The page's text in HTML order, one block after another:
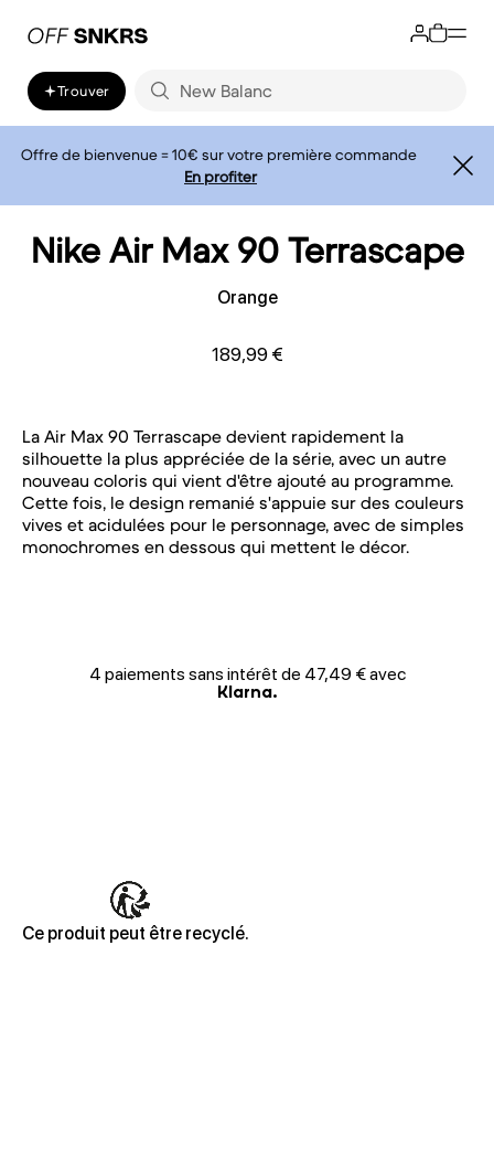
Trouver
Offre de bienvenue = 10€ sur votre première commande
En profiter
Nike Air Max 90 Terrascape
Orange
189,99 €
La Air Max 90 Terrascape devient rapidement la
silhouette la plus appréciée de la série, avec un autre
nouveau coloris qui vient d'être ajouté au programme.
Cette fois, le design remanié s'appuie sur des couleurs
vives et acidulées pour le personnage, avec de simples
monochromes en dessous qui mettent le décor.
4 paiements sans intérêt de 47,49 € avec
Klarna.
Ce produit peut être recyclé.